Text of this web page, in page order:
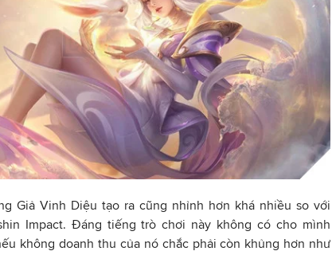
Giả Vinh Diệu tạo ra cũng nhỉnh hơn khá nhiều so với
Impact. Đáng tiếng trò chơi này không có cho mình
không doanh thu của nó chắc phải còn khủng hơn như